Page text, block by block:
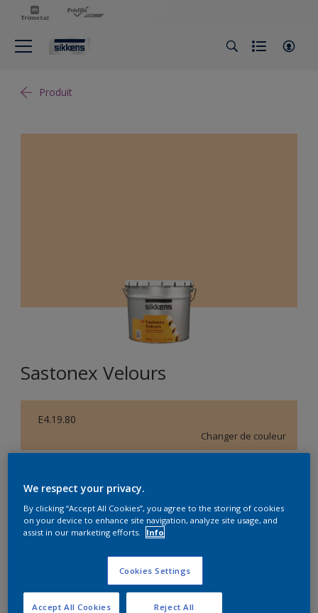
Produit
Sastonex Velours
E4.19.80
Changer de couleur
Quantité Calculateur de peinture
We respect your privacy.
By clicking “Accept All Cookies”, you agree to the storing of cookies
on your device to enhance site navigation, analyze site usage, and
assist in our marketing efforts.
Info
Cookies Settings
Reject All
Accept All Cookies